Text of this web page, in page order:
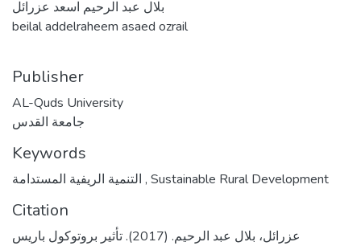
بلال عبد الرحيم اسعد عزرائل
beilal addelraheem asaed ozrail
Publisher
AL-Quds University
جامعة القدس
Keywords
, Sustainable Rural Development
Citation
عزرائل، بلال عبد الرحيم. (2017). تأثير بروتوكول باريس